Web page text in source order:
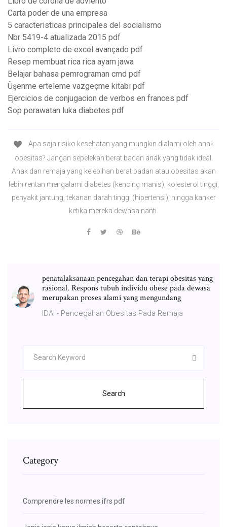
Carta poder de una empresa
5 caracteristicas principales del socialismo
Nbr 5419-4 atualizada 2015 pdf
Livro completo de excel avançado pdf
Resep membuat rica rica ayam jawa
Belajar bahasa pemrograman cmd pdf
Üşenme erteleme vazgeçme kitabı pdf
Ejercicios de conjugacion de verbos en frances pdf
Sop perawatan luka diabetes pdf
Apa saja risiko kesehatan yang mungkin dialami oleh anak
obesitas? Jangan sepelekan berat badan anak yang tidak ideal.
Anak dan remaja yang kelebihan berat badan atau obesitas akan
lebih rentan mengalami diabetes (kencing manis), kolesterol tinggi,
penyakit jantung, tekanan darah tinggi (hipertensi), hingga kanker
ketika mereka dewasa nanti.
penatalaksanaan pencegahan dan terapi obesitas yang
rasional. Respons tubuh individu obese pada dewasa
merupakan proses alami yang mengundang
IDAI - Pencegahan Obesitas Pada Remaja
Search
Category
Comprendre les normes ifrs pdf